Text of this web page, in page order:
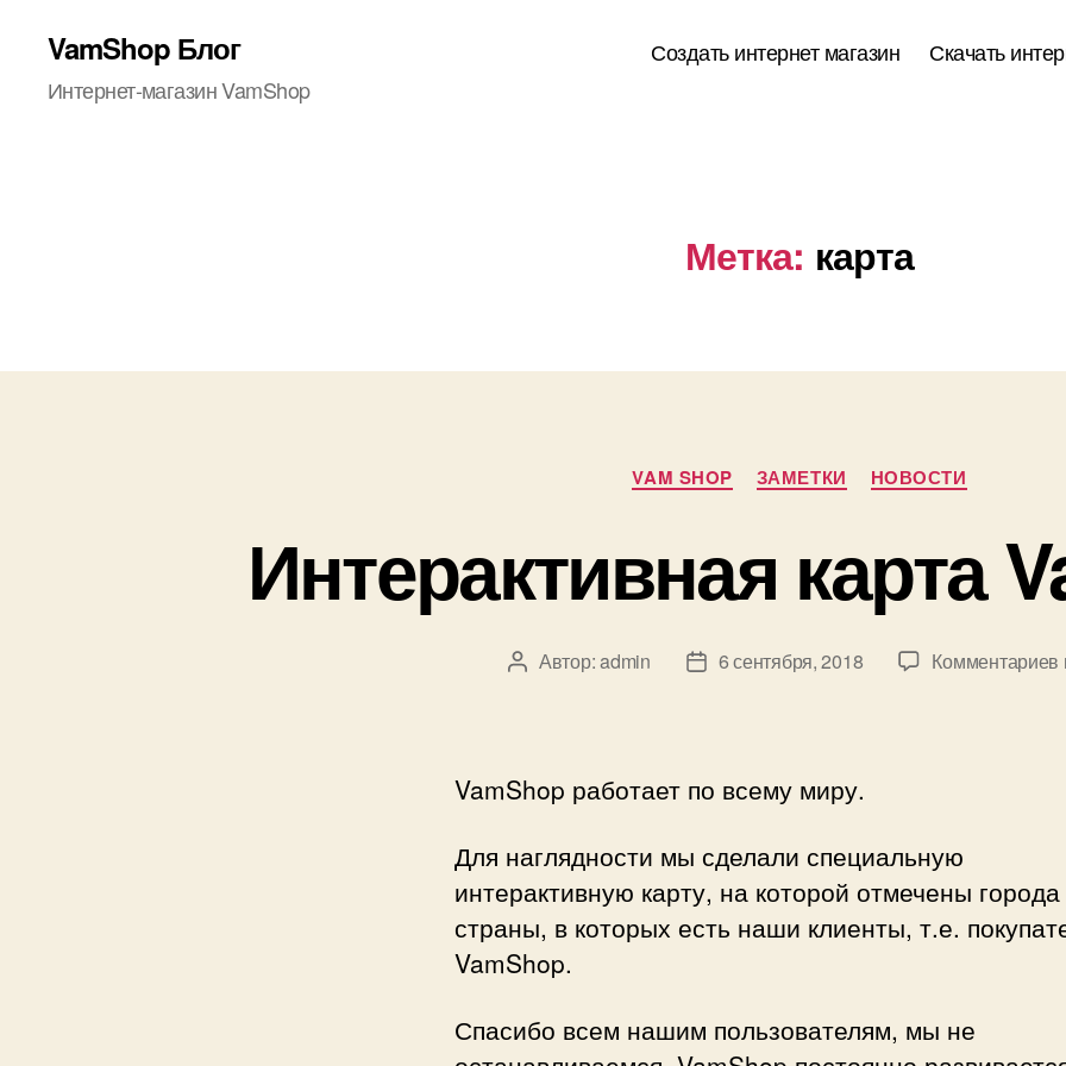
VamShop Блог
Интернет-магазин VamShop
Создать интернет магазин Скачать
Метка: карта
Рубрики
VAM SHOP ЗАМЕТКИ НОВОСТИ
Интерактивная карта
Автор
Автор:admin
Дата6 сентября, 2018 Комментариев к
VamShop работает по всему миру.
Для наглядности мы сделали специальную
интерактивную карту, на которой отмечены
страны, в которых есть наши клиенты, т.е.
VamShop.
Спасибо всем нашим пользователям, мы не